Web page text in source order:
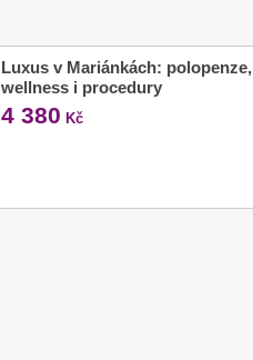
Luxus v Mariánkách: polopenze,
wellness i procedury
4 380 Kč